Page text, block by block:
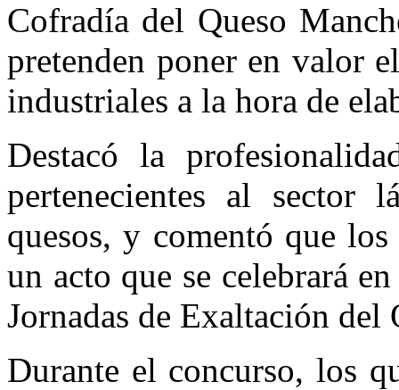
Cofradía del Queso
pretenden poner en valor
industriales a la hora de
Destacó la
pertenecientes al sector
quesos, y comentó que
un acto que se celebrará
Jornadas de Exaltación del
Durante el concurso, los